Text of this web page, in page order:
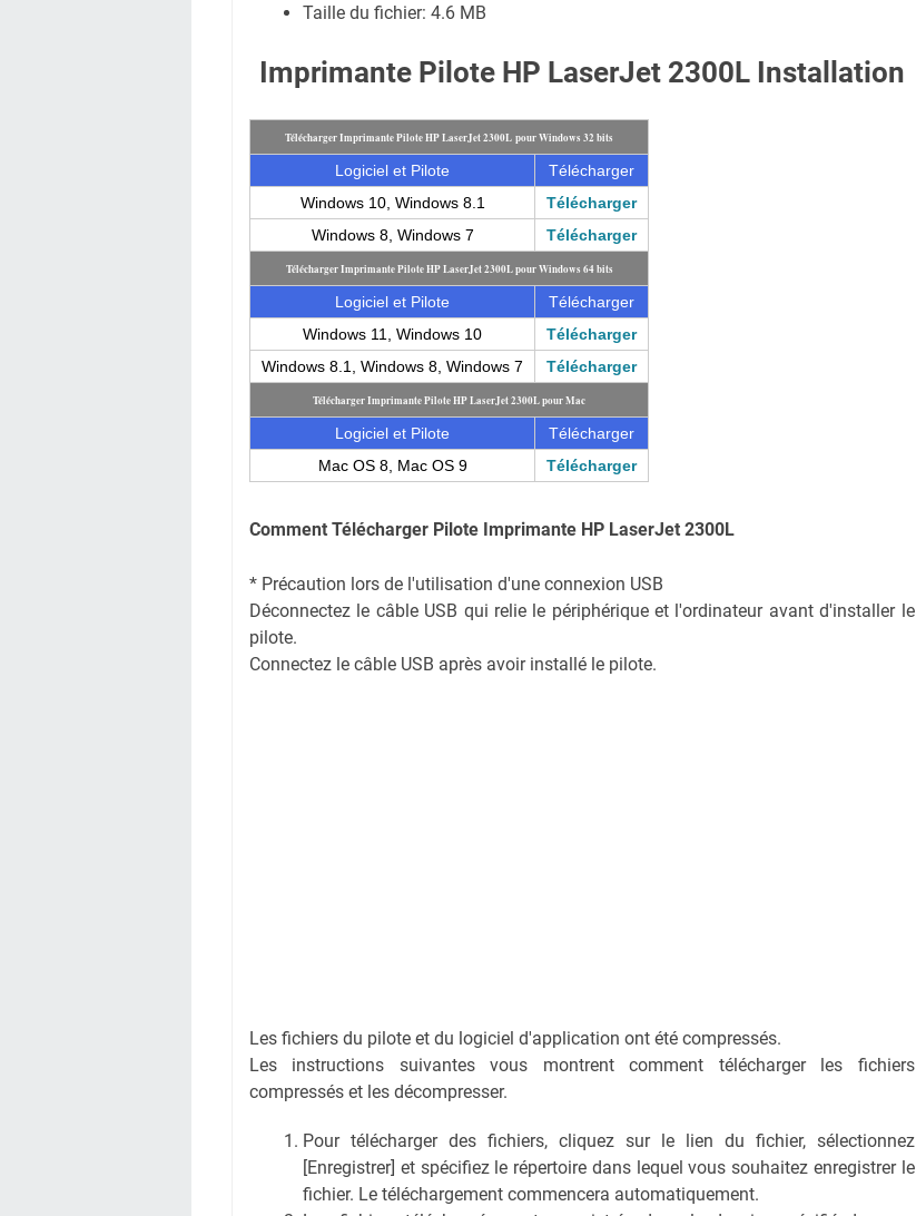
Taille du fichier: 4.6 MB
Imprimante Pilote HP LaserJet 2300L Installation
Télécharger Imprimante Pilote HP LaserJet 2300L pour Windows 32 bits
Logiciel et Pilote
Télécharger
Windows 10, Windows 8.1
Télécharger
Windows 8, Windows 7
Télécharger
Télécharger Imprimante Pilote HP LaserJet 2300L pour Windows 64 bits
Logiciel et Pilote
Télécharger
Windows 11, Windows 10
Télécharger
Windows 8.1, Windows 8, Windows 7
Télécharger
Télécharger Imprimante Pilote HP LaserJet 2300L pour Mac
Logiciel et Pilote
Télécharger
Mac OS 8, Mac OS 9
Télécharger
Comment Télécharger Pilote Imprimante HP LaserJet 2300L
* Précaution lors de l'utilisation d'une connexion USB
Déconnectez le câble USB qui relie le périphérique et l'ordinateur avant d'installer le
pilote.
Connectez le câble USB après avoir installé le pilote.
Les fichiers du pilote et du logiciel d'application ont été compressés.
Les instructions suivantes vous montrent comment télécharger les fichiers
compressés et les décompresser.
Pour télécharger des fichiers, cliquez sur le lien du fichier, sélectionnez
[Enregistrer] et spécifiez le répertoire dans lequel vous souhaitez enregistrer le
fichier. Le téléchargement commencera automatiquement.